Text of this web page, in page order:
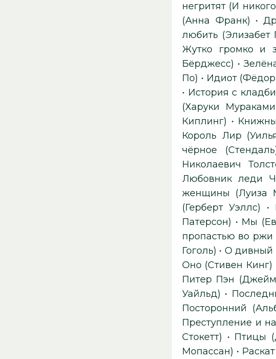
негритят (И
(Анна Франк) •
любить (Элизабет
Жутко громко и
Бёрджесс) •
По) • Идиот
• История с
(Харуки
Киплинг) •
Король Лир
чёрное
Николаевич
Любовник леди
женщины (Луиза
(Герберт Уэллс)
•
Патерсон) • Мы
пропастью во
Гоголь) • О дивный
Оно (Стивен Кинг)
Питер Пэн
Уайльд) •
Посторонний
Преступление и
Стокетт) • Птицы
Мопассан) •